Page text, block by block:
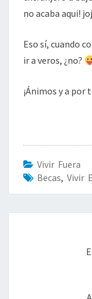
no acaba aqui!
Eso sí, cuando
ir a veros, ¿no?
¡Ánimos y a por
Vivir Fuera
Becas, Vivir